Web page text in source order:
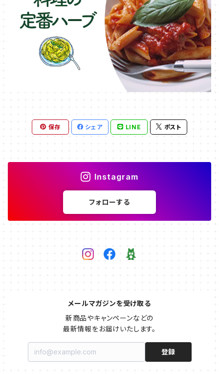
保存 シェア LINE ポスト
Instagram
フォローする
メールマガジンを受け取る
新商品やキャンペーンなどの
最新情報をお届けいたします。
登録